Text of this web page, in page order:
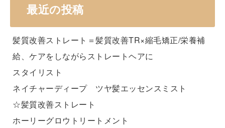
最近の投稿
髪質改善ストレート＝髪質改善TR×縮毛矯正/栄養補
給、ケアをしながらストレートヘアに
スタイリスト
ネイチャーディープ ツヤ髪エッセンスミスト
☆髪質改善ストレート
ホーリーグロウトリートメント